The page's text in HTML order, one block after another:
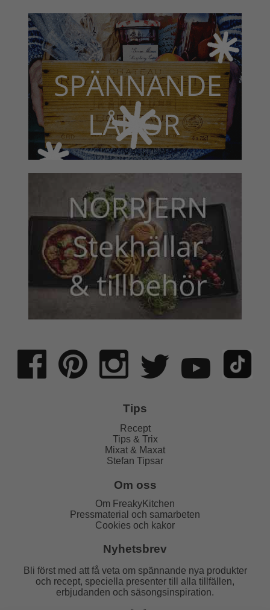
Tips
Recept
Tips & Trix
Mixat & Maxat
Stefan Tipsar
Om oss
Om FreakyKitchen
Pressmaterial och samarbeten
Cookies och kakor
Nyhetsbrev
Bli först med att få veta om spännande nya produkter
och recept, speciella presenter till alla tillfällen,
erbjudanden och säsongsinspiration.